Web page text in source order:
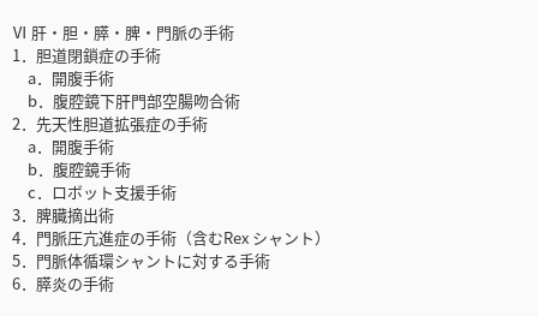
Ⅵ 肝・胆・膵・脾・門脈の手術
1．胆道閉鎖症の手術
a．開腹手術
b．腹腔鏡下肝門部空腸吻合術
2．先天性胆道拡張症の手術
a．開腹手術
b．腹腔鏡手術
c．ロボット支援手術
3．脾臓摘出術
4．門脈圧亢進症の手術（含むRex シャント）
5．門脈体循環シャントに対する手術
6．膵炎の手術